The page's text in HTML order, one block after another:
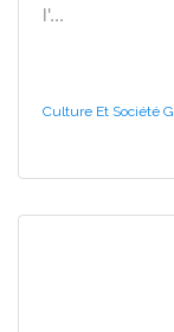
l'...
Culture Et Société